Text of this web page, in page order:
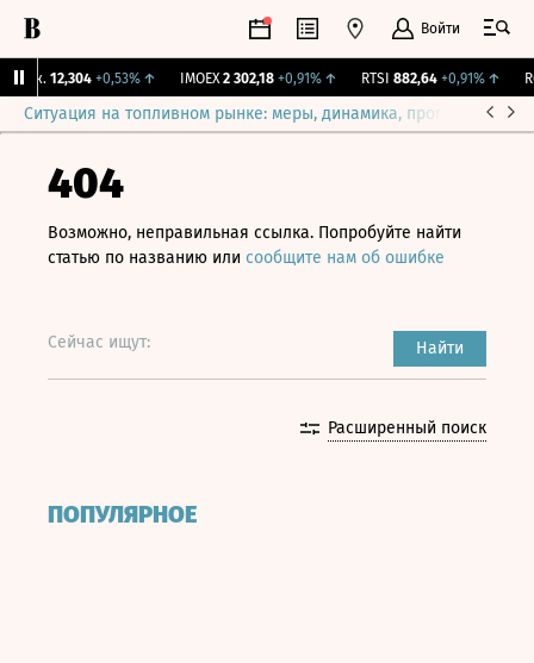
Войти
12,304 +0,53%↑ IMOEX 2 302,18 +0,91% ↑ RTSI 882,64 +0,91% ↑
Ситуация на топливном рынке: меры, динамика, прогнозы
404
Возможно, неправильная ссылка. Попробуйте найти
статью по названию или сообщите нам об ошибке
Сейчас ищут: Найти
Расширенный поиск
ПОПУЛЯРНОЕ